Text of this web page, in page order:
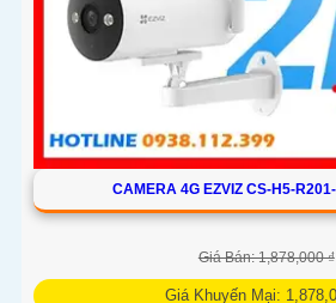
CAMERA 4G EZVIZ CS-H5-
Giá Bán: 1,878,000 ₫
Giá Khuyến Mại: